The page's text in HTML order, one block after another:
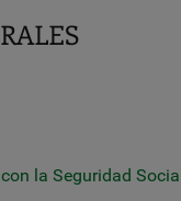
la Seguridad